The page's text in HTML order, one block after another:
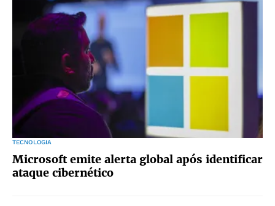
TECNOLOGIA
Microsoft emite alerta global após identificar
ataque cibernético